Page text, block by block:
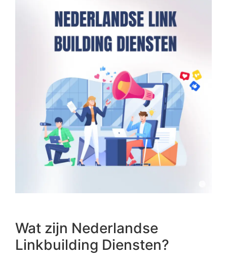
Wat zijn Nederlandse
Linkbuilding Diensten?